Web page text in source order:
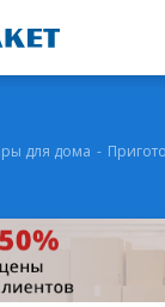
для дома -